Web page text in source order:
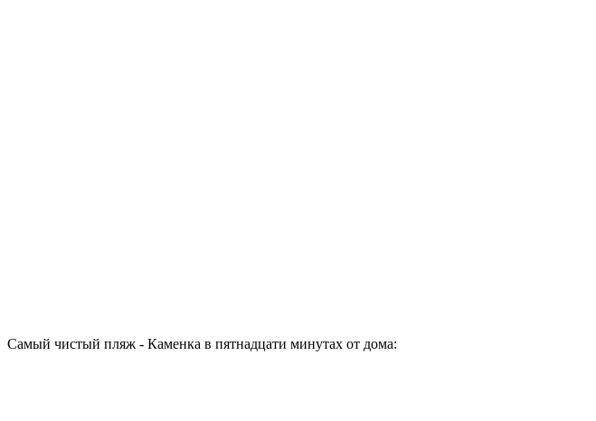
Самый чистый пляж - Каменка в пятнадцати минутах от дома: